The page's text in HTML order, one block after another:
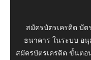
สมัครบัตรเครดิต บั
ธนาคาร ในระบบ อ
สมัครบัตรเครดิต ขั้นต